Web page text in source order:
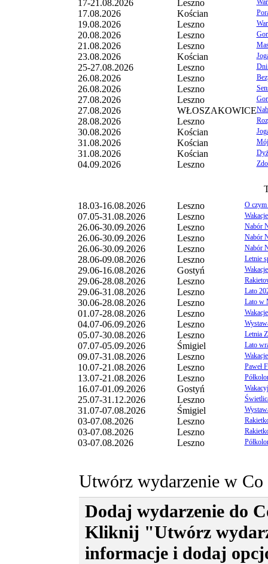
17-21.08.2026 Leszno
17.08.2026 Kościan
19.08.2026 Leszno
20.08.2026 Leszno
21.08.2026 Leszno
23.08.2026 Kościan
25-27.08.2026 Leszno Dni
26.08.2026 Leszno
26.08.2026 Leszno
27.08.2026 Leszno
27.08.2026 WŁOSZAKOWICE
28.08.2026 Leszno
30.08.2026 Kościan
31.08.2026 Kościan
31.08.2026 Kościan
04.09.2026 Leszno
18.03-16.08.2026
Leszno O
07.05-31.08.2026 Leszno
26.06-30.09.2026 Leszno Nabór
26.06-30.09.2026 Leszno Nabór
26.06-30.09.2026 Leszno Nabór
28.06-09.08.2026 Leszno Letnie
29.06-16.08.2026 Gostyń
29.06-28.08.2026 Leszno
29.06-31.08.2026 Leszno Lato
30.06-28.08.2026 Leszno Lato w
01.07-28.08.2026 Leszno
04.07-06.09.2026 Leszno
05.07-30.08.2026 Leszno Letnia
07.07-05.09.2026 Śmigiel Lato
09.07-31.08.2026 Leszno
10.07-21.08.2026 Leszno Paweł
13.07-21.08.2026 Leszno
16.07-01.09.2026 Gostyń
25.07-31.12.2026 Leszno
31.07-07.08.2026 Śmigiel
03-07.08.2026 Leszno
03-07.08.2026 Leszno
03-07.08.2026 Leszno
Utwórz wydarzenie w
Wydarzenia dodawane przez
województwa leszczyńskiego.
Redakcja portalu zastrzega sobie
wydarzeń, które naruszają normy
współżycia społecznego.
Imprezy o charakterze
Gdzie Kiedy nieodpłatnie.
Wydarzenia zawierające
Wydarzenia promujące własne
Redakcja zastrzega sobie prawo
Gdzie, Kiedy
bez podania
l.witkowski@elka.pl
Dodaj wydarzenie do
Kliknij "Utwórz
informacje i dodaj